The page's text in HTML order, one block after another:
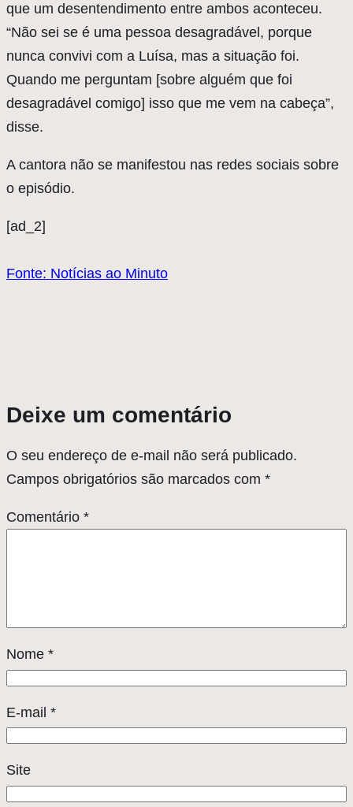
que um desentendimento entre ambos aconteceu.
“Não sei se é uma pessoa desagradável, porque
nunca convivi com a Luísa, mas a situação foi.
Quando me perguntam [sobre alguém que foi
desagradável comigo] isso que me vem na cabeça”,
disse.
A cantora não se manifestou nas redes sociais sobre
o episódio.
[ad_2]
Fonte: Notícias ao Minuto
Deixe um comentário
O seu endereço de e-mail não será publicado.
Campos obrigatórios são marcados com *
Comentário *
Nome *
E-mail *
Site